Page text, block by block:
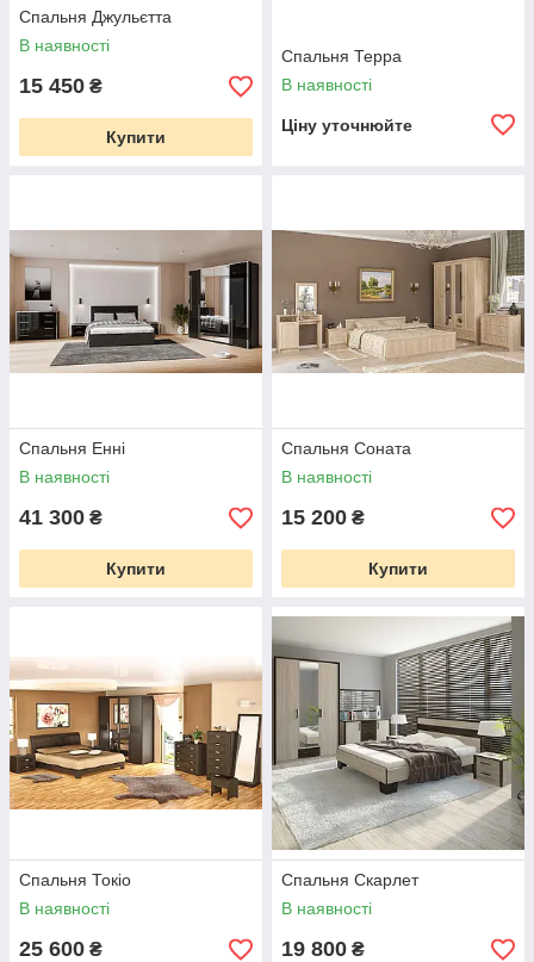
Спальня Джульєтта
В наявності
15 450 ₴
Купити
Спальня Терра
В наявності
Ціну уточнюйте
Спальня Енні
В наявності
41 300 ₴
Купити
Спальня Соната
В наявності
15 200 ₴
Купити
Спальня Токіо
В наявності
25 600 ₴
Спальня Скарлет
В наявності
19 800 ₴